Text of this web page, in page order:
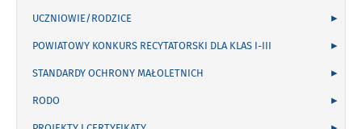
UCZNIOWIE/RODZICE
POWIATOWY KONKURS RECYTATORSKI DLA KLAS I-III
STANDARDY OCHRONY MAŁOLETNICH
RODO